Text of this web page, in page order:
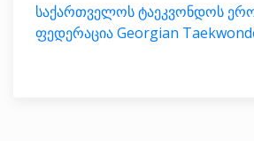
საქართველოს ტაეკვონდოს
ფედერაცია Georgian